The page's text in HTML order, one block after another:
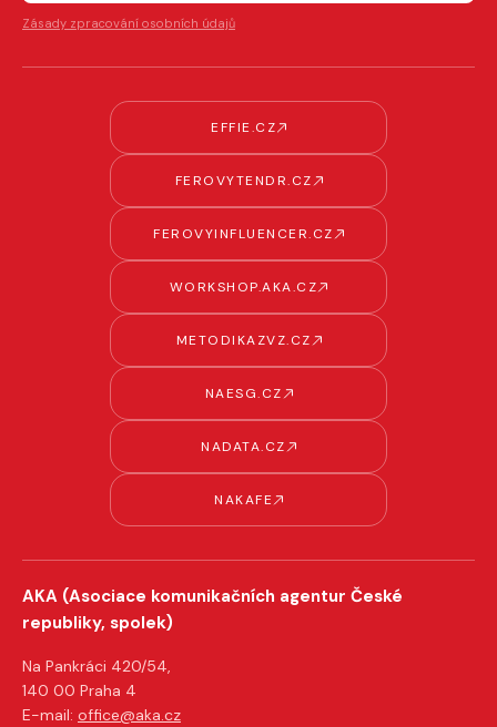
Zásady zpracování osobních údajů
EFFIE.CZ
FEROVYTENDR.CZ
FEROVYINFLUENCER.CZ
WORKSHOP.AKA.CZ
METODIKAZVZ.CZ
NAESG.CZ
NADATA.CZ
NAKAFE
AKA (Asociace komunikačních agentur České
republiky, spolek)
Na Pankráci 420/54,
140 00 Praha 4
E-mail: office@aka.cz